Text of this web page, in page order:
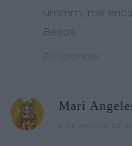
ummm, me
Besos
Responder
Mari